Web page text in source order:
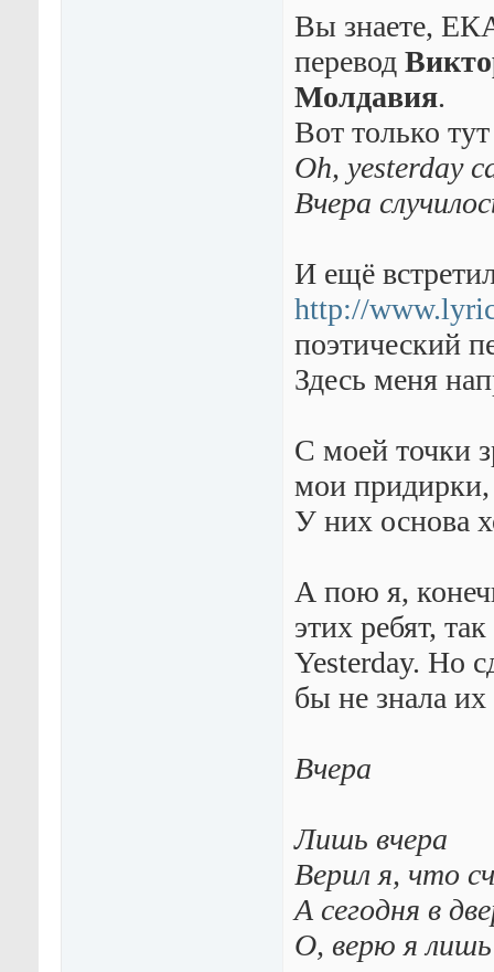
Вы знаете,
перевод
Молдавия.
Вот только
Oh, yesterday
Вчера
И ещё
http://
поэтический
Здесь меня
С моей точки
мои придирки,
У них основа
А пою я,
этих ребят,
Yesterday. Но
бы не знала их
Вчера
Лишь вчера
Верил я, что
А сегодня в
О, верю я лишь